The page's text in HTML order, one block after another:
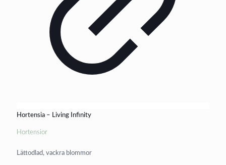
Hortensia – Living Infinity
Hortensior
Lättodlad, vackra blommor